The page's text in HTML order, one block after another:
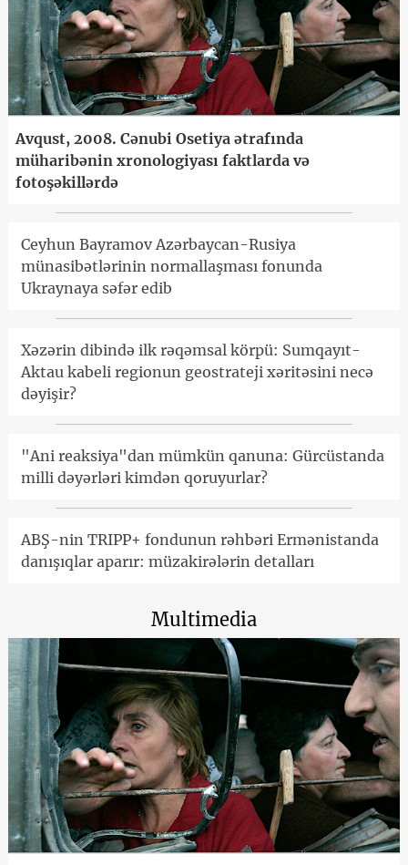
Avqust, 2008. Cənubi Osetiya ətrafında
müharibənin xronologiyası faktlarda və
fotoşəkillərdə
Ceyhun Bayramov Azərbaycan-Rusiya
münasibətlərinin normallaşması fonunda
Ukraynaya səfər edib
Xəzərin dibində ilk rəqəmsal körpü: Sumqayıt-
Aktau kabeli regionun geostrateji xəritəsini necə
dəyişir?
"Ani reaksiya"dan mümkün qanuna: Gürcüstanda
milli dəyərləri kimdən qoruyurlar?
ABŞ-nin TRIPP+ fondunun rəhbəri Ermənistanda
danışıqlar aparır: müzakirələrin detalları
Multimedia